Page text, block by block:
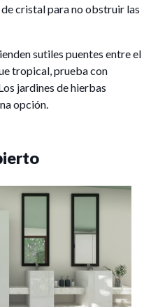
cristal para no obstruir las
sutiles puentes entre el
tropical, prueba con
jardines de hierbas
opción.